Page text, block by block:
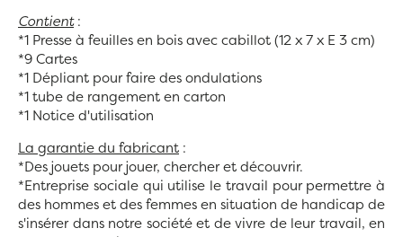
Contient:
*1 Presse à feuilles en bois avec cabillot (12 x 7 x E 3 cm)
*9 Cartes
*1 Dépliant pour faire des ondulations
*1 tube de rangement en carton
*1 Notice d'utilisation
La garantie du fabricant :
*Des jouets pour jouer, chercher et découvrir.
*Entreprise sociale qui utilise le travail pour permettre à
des hommes et des femmes en situation de handicap de
s'insérer dans notre société et de vivre de leur travail, en